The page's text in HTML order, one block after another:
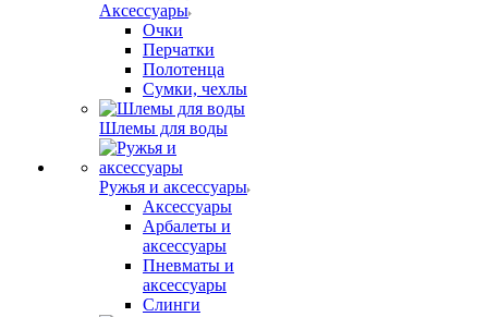
Аксессуары
Очки
Перчатки
Полотенца
Сумки, чехлы
Шлемы для воды
Ружья и аксессуары
Аксессуары
Арбалеты и
аксессуары
Пневматы и
аксессуары
Слинги